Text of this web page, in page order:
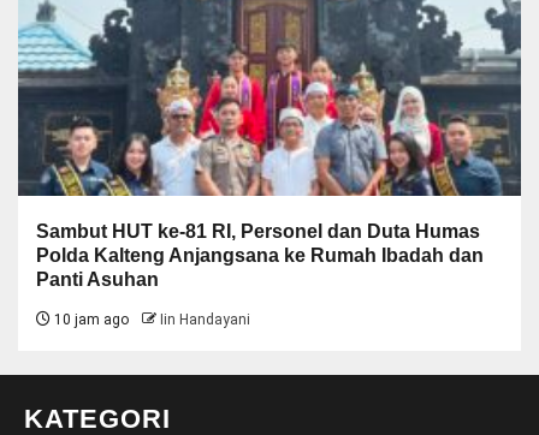
Sambut HUT ke-81 RI, Personel dan Duta Humas
Polda Kalteng Anjangsana ke Rumah Ibadah dan
Panti Asuhan
10 jam ago Iin Handayani
KATEGORI